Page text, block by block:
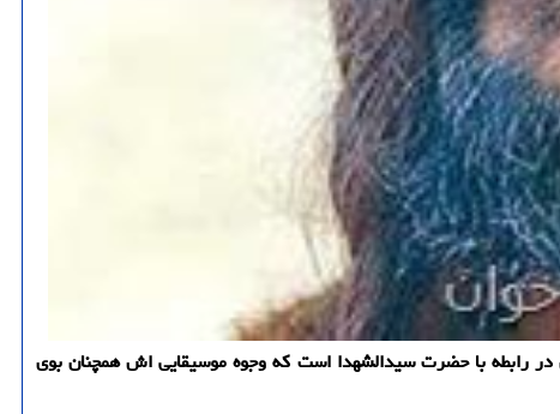
در رابطه با حضرت سیدالشهدا است که وجوه موسیقایی اش همچنان بوی